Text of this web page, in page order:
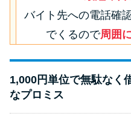
バイト先への電話確
でくるので周囲
1,000円単位で無駄なく
なプロミス